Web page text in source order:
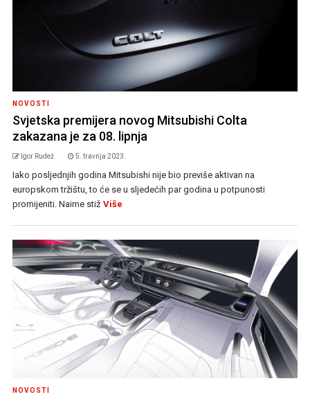
NOVOSTI
Svjetska premijera novog Mitsubishi Colta
zakazana je za 08. lipnja
Igor Rudež 5. travnja 2023.
Iako posljednjih godina Mitsubishi nije bio previše aktivan na
europskom tržištu, to će se u sljedećih par godina u potpunosti
promijeniti. Naime stiž Više
NOVOSTI